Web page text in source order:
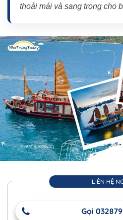
thoải mái và sang trọng cho
LIÊN HỆ
Gọi